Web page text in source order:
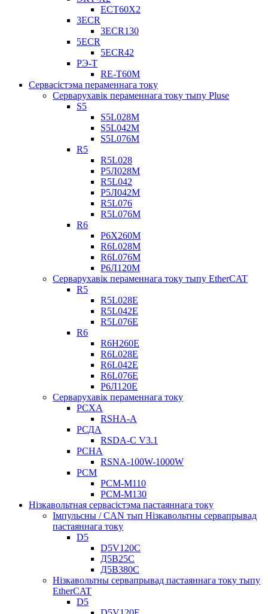
ECT60X2
3ECR
3ECR130
5ECR
5ECR42
РЭ-Т
RE-T60M
Сервасістэма пераменнага току
Серварухавік пераменнага току тыпу Pluse
S5
S5L028M
S5L042M
S5L076M
R5
R5L028
Р5Л028М
R5L042
Р5Л042М
R5L076
R5L076M
R6
Р6Х260М
R6L028M
R6L076M
Р6Л120М
Серварухавік пераменнага току тыпу EtherCAT
R5
R5L028E
R5L042E
R5L076E
R6
R6H260E
R6L028E
R6L042E
R6L076E
Р6Л120Е
Серварухавік пераменнага току
РСХА
RSHA-A
РСДА
RSDA-C V3.1
РСНА
RSNA-100W-1000W
РСМ
РСМ-М110
РСМ-М130
Нізкавольтная сервасістэма пастаяннага току
Імпульсны / CAN тып Нізкавольтны сервапрывад
пастаяннага току
D5
D5V120C
Д5В25С
Д5В380С
Нізкавольтны сервапрывад пастаяннага току тыпу
EtherCAT
D5